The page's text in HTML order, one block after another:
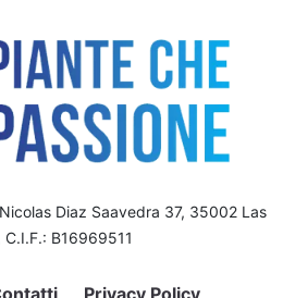
Diaz Saavedra 37, 35002 Las
C.I.F.: B16969511